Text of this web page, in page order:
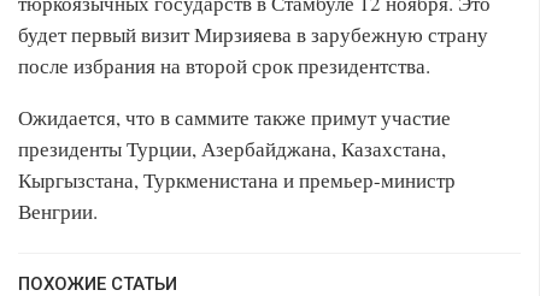
будет первый визит Мирзияева в зарубежную страну
после избрания на второй срок президентства.
Ожидается, что в саммите также примут участие
президенты Турции, Азербайджана, Казахстана,
Кыргызстана, Туркменистана и премьер-министр
Венгрии.
ПОХОЖИЕ СТАТЬИ